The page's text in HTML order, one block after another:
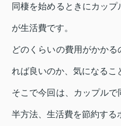
同棲を始めるときにカッ
が生活費です。
どのくらいの費用がかか
れば良いのか、気になるこ
そこで今回は、カップル
半方法、生活費を節約する